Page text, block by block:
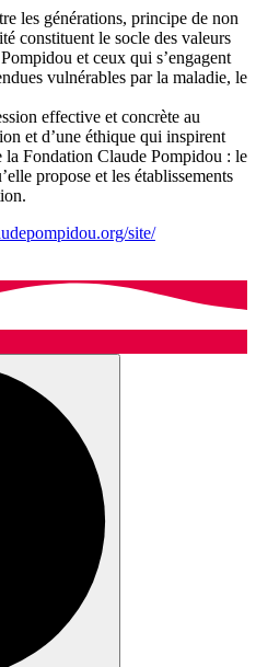
les générations, principe de non
constituent le socle des valeurs
et ceux qui s’engagent
vulnérables par la maladie, le
effective et concrète au
et d’une éthique qui inspirent
la Fondation Claude Pompidou : le
propose et les établissements
site/